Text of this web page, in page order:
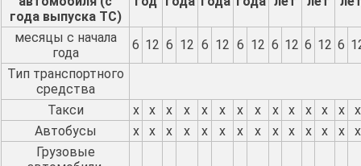
года выпуска ТС)
месяцы с начала
года
6 12 6 12 6 12 6 12 6 12 6 12 6
Тип транспортного
средства
Такси
х х х х х х х х х х х х х
х
Автобусы
х х х х х х х х х х х х х
х
Грузовые